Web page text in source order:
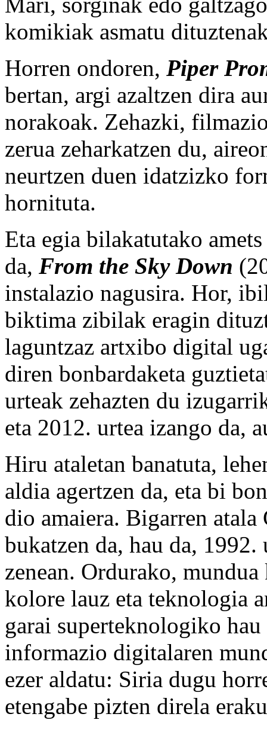
komikiak asmatu
Horren ondoren, Piper
bertan, argi azaltzen dira
norakoak. Zehazki,
zerua zeharkatzen du,
neurtzen duen idatzizko
hornituta.
Eta egia bilakatutako
da, From the Sky Down
instalazio nagusira. Hor,
biktima zibilak eragin
laguntzaz artxibo digital
diren bonbardaketa
urteak zehazten du
eta 2012. urtea izango da,
Hiru ataletan banatuta,
aldia agertzen da, eta bi
dio amaiera. Bigarren
bukatzen da, hau da,
zenean. Ordurako,
kolore lauz eta teknologia
garai superteknologiko hau
informazio digitalaren
ezer aldatu: Siria dugu
etengabe pizten direla